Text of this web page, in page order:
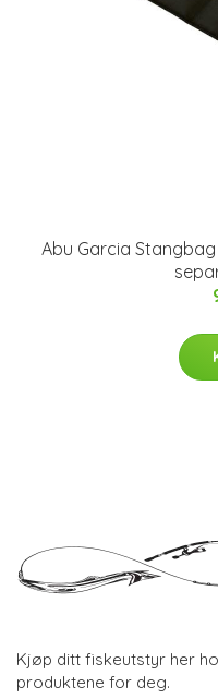
Abu Garcia
Kjøp ditt fiskeutstyr her
produktene for deg.